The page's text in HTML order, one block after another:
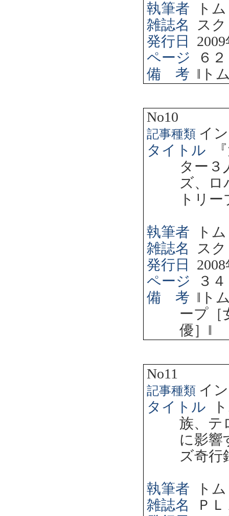
執筆者
ト
雑誌名
ス
発行日
2009
ページ
６
備 考 ‖ ト
No10
記事種類 イ
タイトル
ター
ズ、ロ
トリー
執筆者
ト
雑誌名
ス
発行日
2008
ページ
３
備 考 ‖ ト
ープ［
優］ ‖
No11
記事種類 イ
タイトル
族、テ
に影
ズ奇行
執筆者
ト
雑誌名
Ｐ